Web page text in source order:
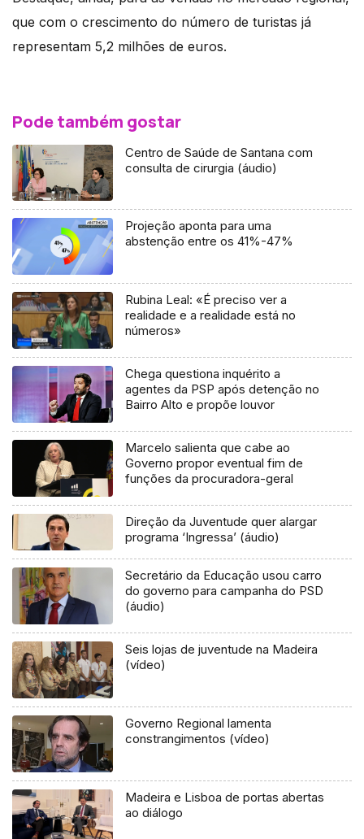
que com o crescimento do número de turistas já
representam 5,2 milhões de euros.
Pode também gostar
Centro de Saúde de Santana com
consulta de cirurgia (áudio)
Projeção aponta para uma
abstenção entre os 41%-47%
Rubina Leal: «É preciso ver a
realidade e a realidade está no
números»
Chega questiona inquérito a
agentes da PSP após detenção no
Bairro Alto e propõe louvor
Marcelo salienta que cabe ao
Governo propor eventual fim de
funções da procuradora-geral
Direção da Juventude quer alargar
programa ‘Ingressa’ (áudio)
Secretário da Educação usou carro
do governo para campanha do PSD
(áudio)
Seis lojas de juventude na Madeira
(vídeo)
Governo Regional lamenta
constrangimentos (vídeo)
Madeira e Lisboa de portas abertas
ao diálogo